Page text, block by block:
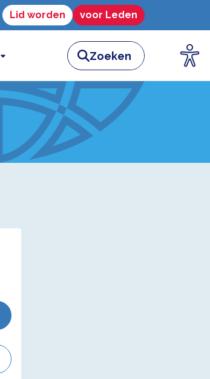
Lid worden voor Leden